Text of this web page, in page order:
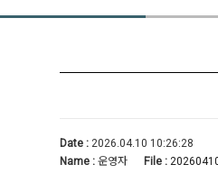
Date :2026.04.10 10:26:28
Name :운영자 File :